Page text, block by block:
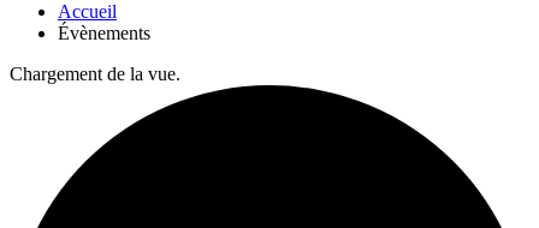
Accueil
Évènements
Chargement de la vue.